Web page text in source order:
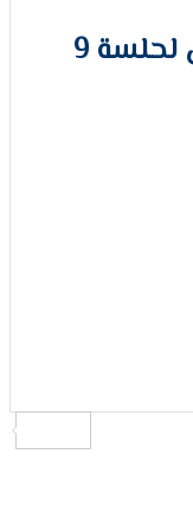
القرار: قررت المحكمة التأجيل لحلسة 9